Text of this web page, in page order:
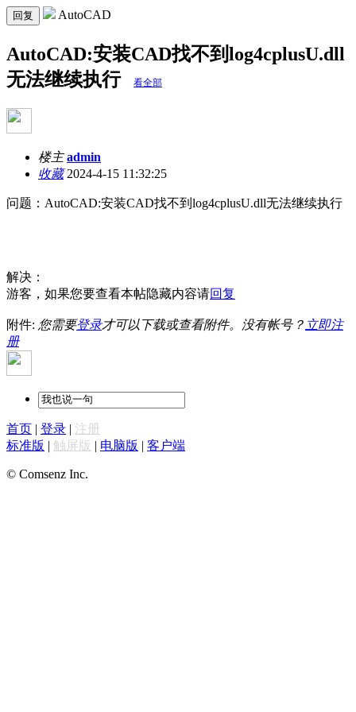
回复 AutoCAD
AutoCAD:安装CAD找不到log4cplusU.dll
无法继续执行
看全部
楼主 admin
收藏2024-4-15 11:32:25
问题：AutoCAD:安装CAD找不到log4cplusU.dll无法继续执行
解决：
游客，如果您要查看本帖隐藏内容请回复
附件: 您需要登录才可以下载或查看附件。没有帐号？ 立即注
册
首页 | 登录 | 注册
标准版 | 触屏版 | 电脑版 | 客户端
© Comsenz Inc.